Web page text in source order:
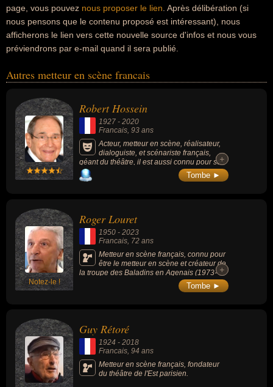
page, vous pouvez nous proposer le lien . Après délibération (si
nous pensons que le contenu proposé est intéressant), nous
afficherons le lien vers cette nouvelle source d'infos et nous vous
préviendrons par e-mail quand il sera publié.
Autres metteur en scène francais
Robert Hossein
1927 - 2020
Francais, 93 ans
Acteur, metteur en scène, réalisateur,
dialoguiste, et scénariste français,
géant du théâtre, il est aussi connu pour ses
rôles au cinéma ou la télévision. Parmi ses
films connus : « Toi, le venin » (1959,
Prêtres interdits » (1973, drame), « Liberté,
égalité, choucroute » (1985, comédie, avec
Michel Serrault) et « Les Misérables » (182,
drame, avec Lino Ventura).
+
+
Tombe ►
Notez-le !
Roger Louret
1950 - 2023
Francais , 72 ans
Metteur en scène français, connu pour
être le metteur en scène et créateur de
la troupe des Baladins en Agenais (1973- +
+
Tombe ►
Guy Rétoré
1924 - 2018
Francais, 94 ans
Metteur en scène français, fondateur
du théâtre de l'Est parisien.